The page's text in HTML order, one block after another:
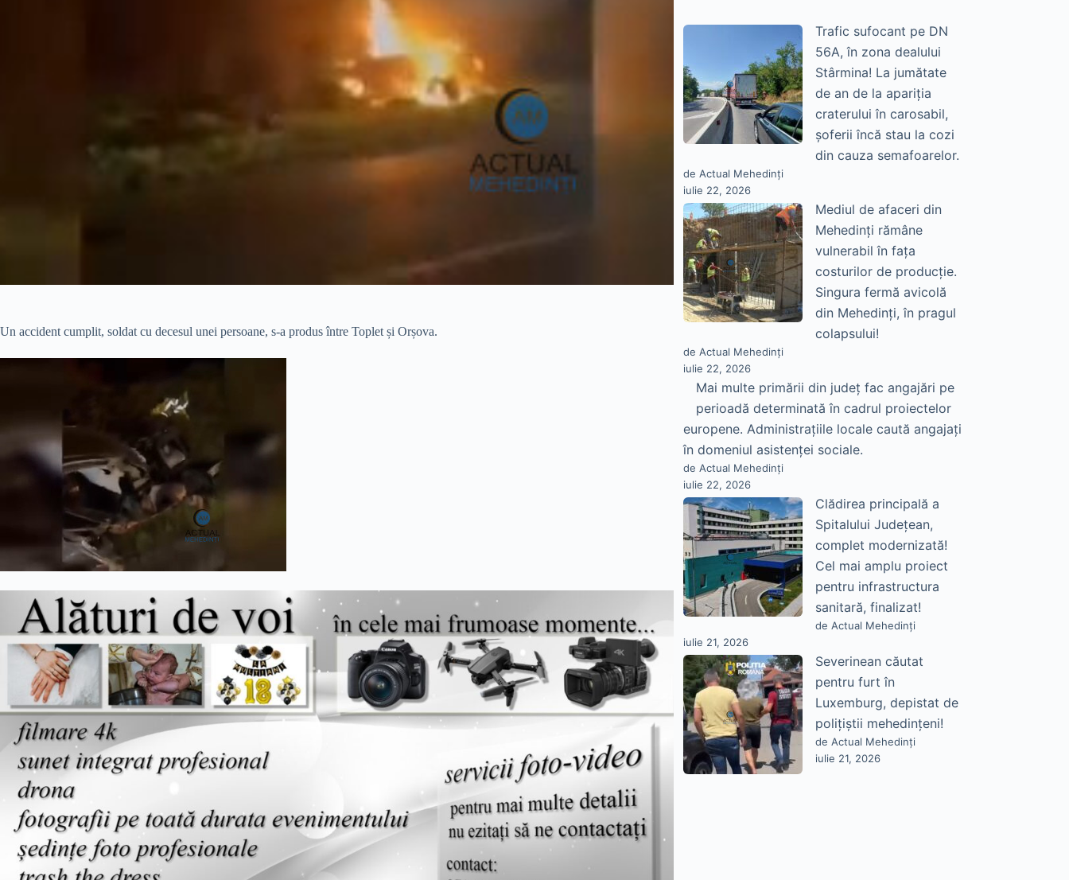
Un accident cumplit, soldat cu decesul unei persoane, s-a produs între Toplet și Orșova.
Trafic sufocant pe DN
56A, în zona dealului
Stârmina! La jumătate
de an de la apariția
craterului în carosabil,
șoferii încă stau la cozi
din cauza semafoarelor.
de Actual Mehedinți
iulie 22, 2026
Mediul de afaceri din
Mehedinți rămâne
vulnerabil în fața
costurilor de producție.
Singura fermă avicolă
din Mehedinți, în pragul
colapsului!
de Actual Mehedinți
iulie 22, 2026
Mai multe primării din județ fac angajări pe
perioadă determinată în cadrul proiectelor
europene. Administrațiile locale caută angajați
în domeniul asistenței sociale.
de Actual Mehedinți
iulie 22, 2026
Clădirea principală a
Spitalului Județean,
complet modernizată!
Cel mai amplu proiect
pentru infrastructura
sanitară, finalizat!
de Actual Mehedinți
iulie 21, 2026
Severinean căutat
pentru furt în
Luxemburg, depistat de
polițiștii mehedințeni!
de Actual Mehedinți
iulie 21, 2026